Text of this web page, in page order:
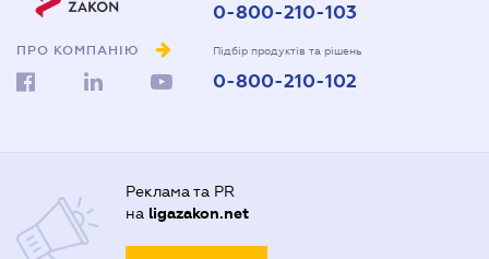
ПРО КОМПАНІЮ
0-800-210-103
Підбір продуктів та рішень
0-800-210-102
Реклама та PR
на ligazakon.net